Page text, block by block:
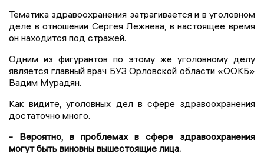
Тематика здравоохранения затрагивается и в уголовном
деле в отношении Сергея Лежнева, в настоящее время
он находится под стражей.
Одним из фигурантов по этому же уголовному делу
является главный врач БУЗ Орловской области «ООКБ»
Вадим Мурадян.
Как видите, уголовных дел в сфере здравоохранения
достаточно много.
- Вероятно, в проблемах в сфере здравоохранения
могут быть виновны вышестоящие лица.